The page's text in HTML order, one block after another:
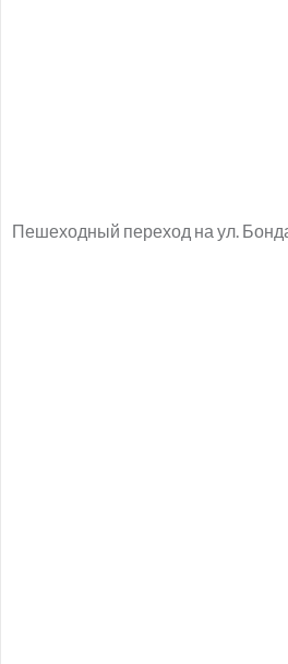
Пешеходный переход на ул.